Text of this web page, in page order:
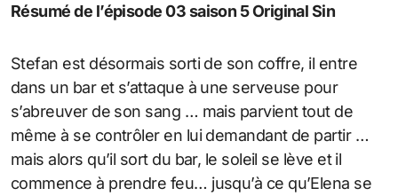
Résumé de l’épisode 03 saison 5 Original Sin
Stefan est désormais sorti de son coffre, il entre
dans un bar et s’attaque à une serveuse pour
s’abreuver de son sang … mais parvient tout de
même à se contrôler en lui demandant de partir …
mais alors qu’il sort du bar, le soleil se lève et il
commence à prendre feu… jusqu’à ce qu’Elena se